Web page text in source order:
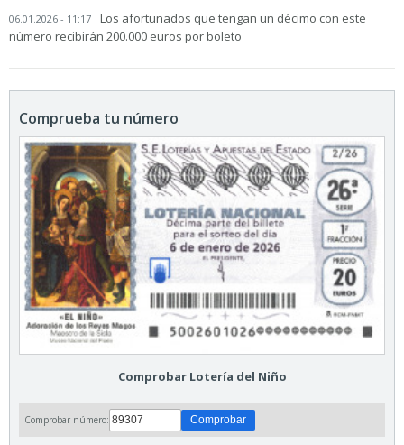
06.01.2026 - 11:17
Los afortunados que tengan un décimo con este
número recibirán 200.000 euros por boleto
Comprueba tu número
Comprobar Lotería del Niño
Comprobar número: